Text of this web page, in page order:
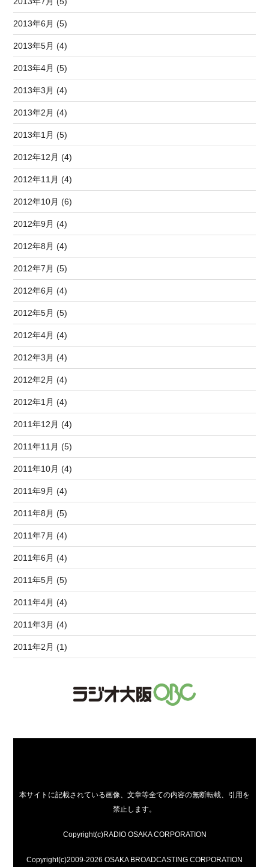
2013年6月 (5)
2013年5月 (4)
2013年4月 (5)
2013年3月 (4)
2013年2月 (4)
2013年1月 (5)
2012年12月 (4)
2012年11月 (4)
2012年10月 (6)
2012年9月 (4)
2012年8月 (4)
2012年7月 (5)
2012年6月 (4)
2012年5月 (5)
2012年4月 (4)
2012年3月 (4)
2012年2月 (4)
2012年1月 (4)
2011年12月 (4)
2011年11月 (5)
2011年10月 (4)
2011年9月 (4)
2011年8月 (5)
2011年7月 (4)
2011年6月 (4)
2011年5月 (5)
2011年4月 (4)
2011年3月 (4)
2011年2月 (1)
本サイトに記載されている画像、文章等全ての内容の無断転載、引用を
禁止します。
Copyright(c)RADIO OSAKA CORPORATION
Copyright(c)2009-2026 OSAKA BROADCASTING CORPORATION